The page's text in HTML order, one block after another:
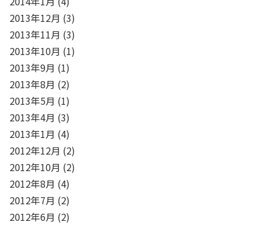
2013年12月 (3)
2013年11月 (3)
2013年10月 (1)
2013年9月 (1)
2013年8月 (2)
2013年5月 (1)
2013年4月 (3)
2013年1月 (4)
2012年12月 (2)
2012年10月 (2)
2012年8月 (4)
2012年7月 (2)
2012年6月 (2)